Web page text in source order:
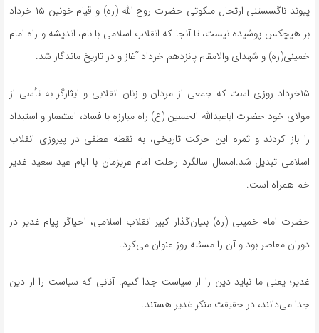
پیوند ناگسستنی ارتحال ملکوتی حضرت روح الله (ره) و قیام خونین ۱۵ خرداد
بر هیچکس پوشیده نیست، تا آنجا که انقلاب اسلامی با نام، اندیشه و راه امام
خمینی(ره) و شهدای والامقام پانزدهم خرداد آغاز و در تاریخ ماندگار شد.
۱۵خرداد روزی است که جمعی از مردان و زنان انقلابی و ایثارگر به تأسی از
مولای خود حضرت اباعبدالله الحسین (ع) راه مبارزه با فساد، استعمار و استبداد
را باز کردند و ثمره این حرکت تاریخی، به نقطه عطفی در پیروزی انقلاب
اسلامی تبدیل شد.امسال سالگرد رحلت امام عزیزمان با ایام عید سعید غدیر
خم همراه است.
حضرت امام خمینی (ره) بنیان‌گذار کبیر انقلاب اسلامی، احیاگر پیام غدیر در
دوران معاصر بود و آن را مسئله روز عنوان می‌کرد.
غدیر؛ یعنی ما نباید دین را از سیاست جدا کنیم. آنانی که سیاست را از دین
جدا می‌دانند، در حقیقت منکر غدیر هستند.